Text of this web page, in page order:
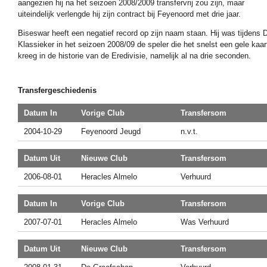
aangezien hij na het seizoen 2008/2009 transfervrij zou zijn, maar
uiteindelijk verlengde hij zijn contract bij Feyenoord met drie jaar.
Biseswar heeft een negatief record op zijn naam staan. Hij was tijdens
Klassieker in het seizoen 2008/09 de speler die het snelst een gele
kreeg in de historie van de Eredivisie, namelijk al na drie seconden.
Transfergeschiedenis
Datum In Vorige Club Transfersom
2004-10-29 Feyenoord Jeugd n.v.t.
Datum Uit Nieuwe Club Transfersom
2006-08-01 Heracles Almelo Verhuurd
Datum In Vorige Club Transfersom
2007-07-01 Heracles Almelo Was Verhuurd
Datum Uit Nieuwe Club Transfersom